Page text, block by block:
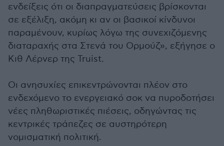
ενδείξεις ότι οι διαπραγματεύσεις βρίσκονται
σε εξέλιξη, ακόμη κι αν οι βασικοί κίνδυνοι
παραμένουν, κυρίως λόγω της συνεχιζόμενης
διαταραχής στα Στενά του Ορμούζ», εξήγησε ο
Κιθ Λέρνερ της Truist.
Οι ανησυχίες επικεντρώνονται πλέον στο
ενδεχόμενο το ενεργειακό σοκ να πυροδοτήσει
νέες πληθωριστικές πιέσεις, οδηγώντας τις
κεντρικές τράπεζες σε αυστηρότερη
νομισματική πολιτική.